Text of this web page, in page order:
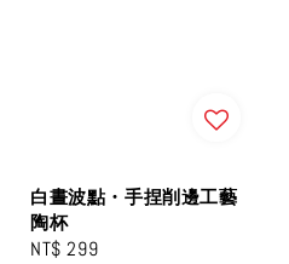
白晝波點・手捏削邊工藝
陶杯
Regular
NT$ 299